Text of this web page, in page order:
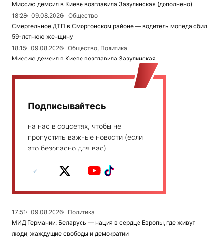
Миссию демсил в Киеве возглавила Зазулинская (дополнено)
18:28
09.08.2026
Общество
Смертельное ДТП в Сморгонском районе — водитель мопеда сбил
59-летнюю женщину
18:15
09.08.2026
Общество, Политика
Миссию демсил в Киеве возглавила Зазулинская
Подписывайтесь
на нас в соцсетях, чтобы не
пропустить важные новости (если
это безопасно для вас)
17:51 09.08.2026
Политика
МИД Германии: Беларусь — нация в сердце Европы, где живут
люди, жаждущие свободы и демократии